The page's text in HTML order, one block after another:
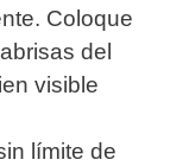
Coloque
del
visible
límite de